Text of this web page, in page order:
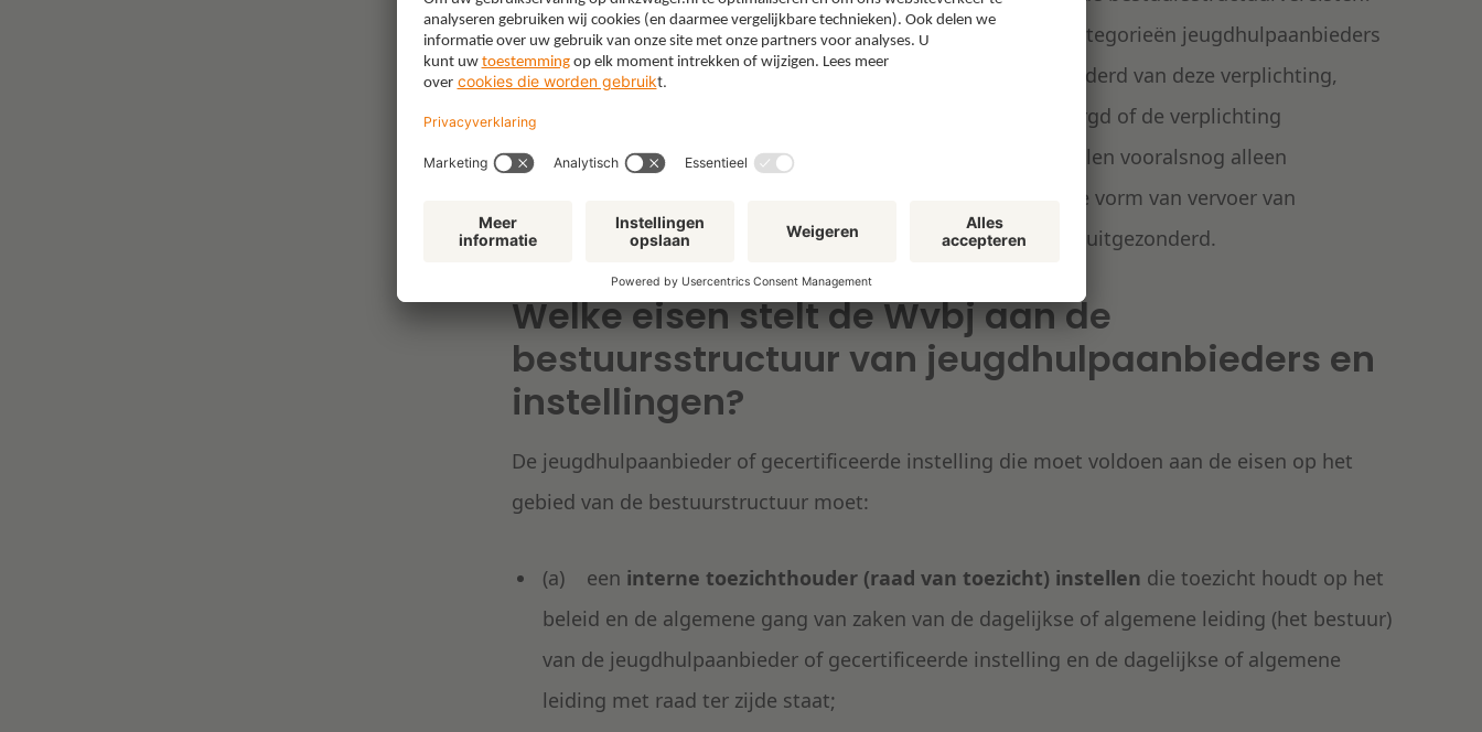
Op grond van artikel 4.4.1 lid 2 Jeugdwet kunnen bepaalde categorieën jeugdhulpaanbieders
bij algemene maatregel van bestuur (AMvB) worden uitgezonderd van deze verplichting,
bijvoorbeeld wanneer het toezicht al op andere wijze is geborgd of de verplichting
disproportioneel wordt geacht. Volgens de concept-AMvB zullen vooralsnog alleen
jeugdhulpaanbieders die uitsluitend jeugdhulp verlenen in de vorm van vervoer van
jeugdigen en gemeenten die zelf jeugdhulp verlenen worden uitgezonderd.
Welke eisen stelt de Wvbj aan de
bestuursstructuur van jeugdhulpaanbieders en
instellingen?
De jeugdhulpaanbieder of gecertificeerde instelling die moet voldoen aan de eisen op het
gebied van de bestuurstructuur moet:
(a) een interne toezichthouder (raad van toezicht) instellen die toezicht houdt op het
beleid en de algemene gang van zaken van de dagelijkse of algemene leiding (het bestuur)
van de jeugdhulpaanbieder of gecertificeerde instelling en de dagelijkse of algemene
leiding met raad ter zijde staat;